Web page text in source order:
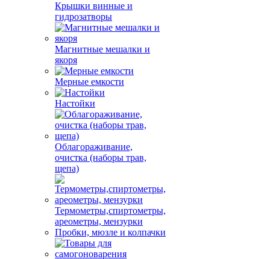
Крышки винные и
гидрозатворы
Магнитные мешалки и
якоря
Мерные емкости
Настойки
Облагораживание,
очистка (наборы трав,
щепа)
Термометры,спиртометры,
ареометры, мензурки
Пробки, мюзле и колпачки